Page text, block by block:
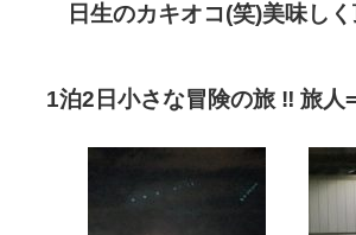
日生のカキオコ (笑)美味し
1泊2 日 小さな冒険の旅 ‼︎ 旅人